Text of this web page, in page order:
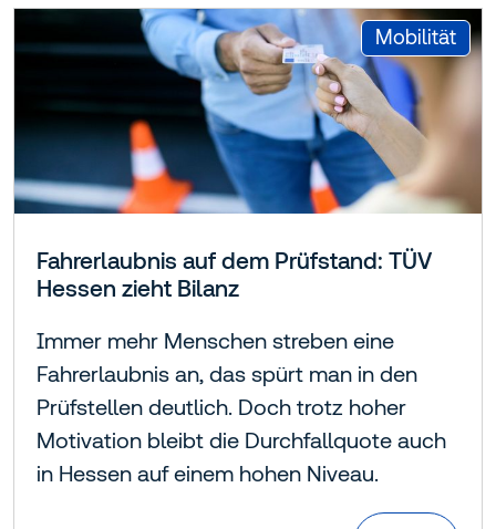
Mobilität:
Fahrerlaubnis auf dem Prüfstand: TÜV
Hessen zieht Bilanz
Immer mehr Menschen streben eine
Fahrerlaubnis an, das spürt man in den
Prüfstellen deutlich. Doch trotz hoher
Motivation bleibt die Durchfallquote auch
in Hessen auf einem hohen Niveau.